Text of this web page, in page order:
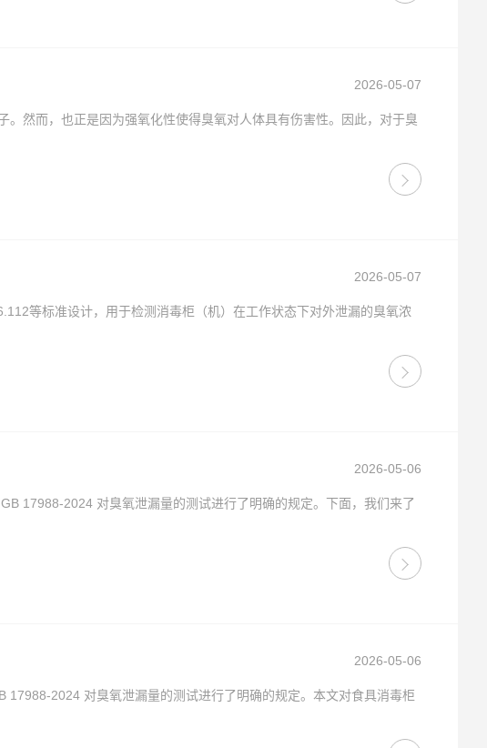
2026-05-07
然而，也正是因为强氧化性使得臭氧对人体具有伤害性。因此，对于臭
2026-05-07
等标准设计，用于检测消毒柜（机）在工作状态下对外泄漏的臭氧浓
2026-05-06
17988-2024 对臭氧泄漏量的测试进行了明确的规定。下面，我们来了
2026-05-06
2024 对臭氧泄漏量的测试进行了明确的规定。本文对食具消毒柜